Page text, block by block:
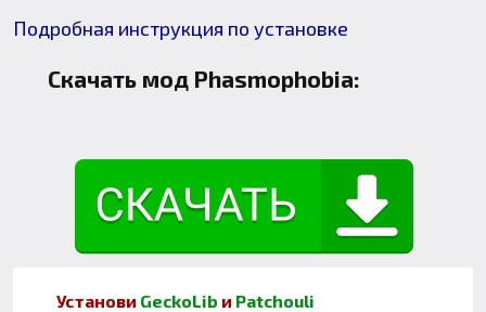
Подробная инструкция по установке
Скачать мод Phasmophobia:
Установи GeckoLib и Patchouli